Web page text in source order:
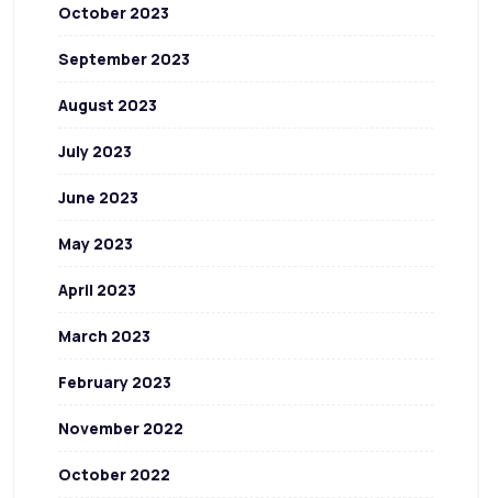
October 2023
September 2023
August 2023
July 2023
June 2023
May 2023
April 2023
March 2023
February 2023
November 2022
October 2022